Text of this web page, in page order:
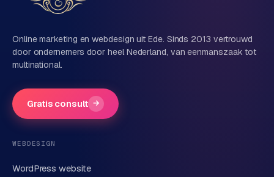
Naam
Bedrijfsnaam
Telefoonnummer(optioneel)
Online marketing en webdesign uit Ede. Sinds 2013 vertrouwd
door ondernemers door heel Nederland, van eenmanszaak tot
multinational.
Gratis consult →
WEBDESIGN
WordPress website